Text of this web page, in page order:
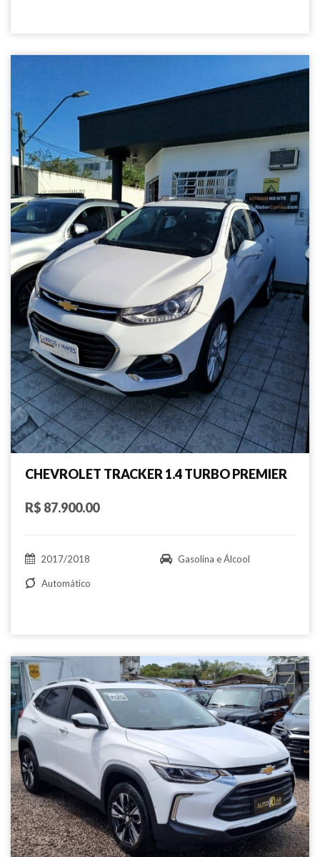
CHEVROLET TRACKER 1.4 TURBO PREMIER
R$ 87.900.00
2017/2018 Gasolina e Álcool
Automático